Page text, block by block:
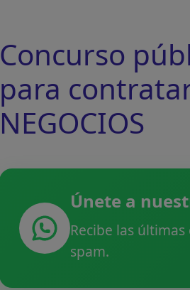
Concurso
para
NEGOCIOS
Únete a
Recibe las
spam.